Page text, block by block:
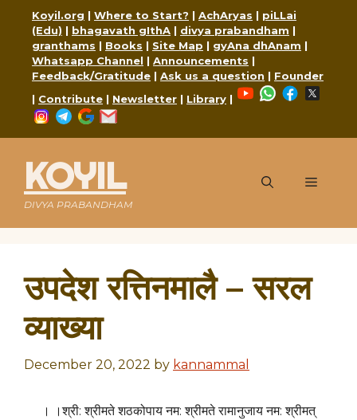
content
Koyil.org | Where to Start? | AchAryas | piLLai
(Edu) | bhagavath gIthA | divya prabandham |
granthams | Books | Site Map | gyAna dhAnam |
Whatsapp Channel | Announcements |
Feedback/Gratitude | Ask us a question | Founder
| Contribute | Newsletter | Library |
YouTubeWhatsApp
Facebook
Instagram
Telegram
Google
KOYIL
DIVYA PRABANDHAM
Menu
उपदेश रत्तिनमालै – सरल
व्याख्या
December 20, 2022 by kannammal
। ।श्री: श्रीमते शठकोपाय नम: श्रीमते रामानुजाय नम: श्रीमत्